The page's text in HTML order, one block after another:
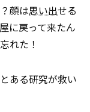
顔は思い出せる
に戻って来たん
れた！
ある研究が救い